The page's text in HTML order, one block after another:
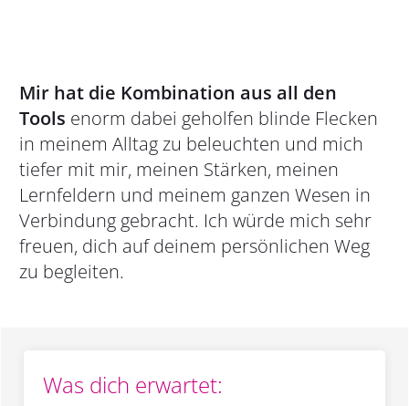
Mir hat die Kombination aus all den
Tools enorm dabei geholfen blinde Flecken
in meinem Alltag zu beleuchten und mich
tiefer mit mir, meinen Stärken, meinen
Lernfeldern und meinem ganzen Wesen in
Verbindung gebracht. Ich würde mich sehr
freuen, dich auf deinem persönlichen Weg
zu begleiten.
Was dich erwartet: